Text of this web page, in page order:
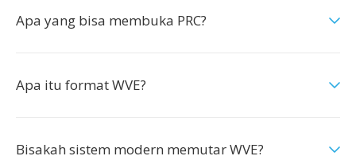
Apa yang bisa membuka PRC?
Apa itu format WVE?
Bisakah sistem modern memutar WVE?